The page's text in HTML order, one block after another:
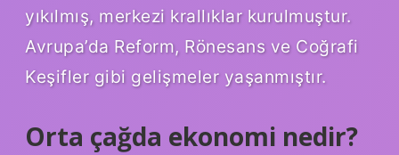
yıkılmış, merkezi krallıklar kurulmuştur.
Avrupa’da Reform, Rönesans ve Coğrafi
Keşifler gibi gelişmeler yaşanmıştır.
Orta çağda ekonomi nedir?